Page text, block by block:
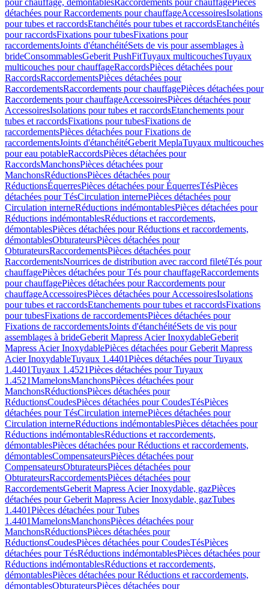
pour chauffage, démontablesRaccordements pour chauffagePièces
détachées pour Raccordements pour chauffageAccessoiresIsolations
pour tubes et raccordsEtanchéités pour tubes et raccordsEtanchéités
pour raccordsFixations pour tubesFixations pour
raccordementsJoints d'étanchéitéSets de vis pour assemblages à
brideConsommablesGeberit PushFitTuyaux multicouchesTuyaux
multicouches pour chauffageRaccordsPièces détachées pour
RaccordsRaccordementsPièces détachées pour
RaccordementsRaccordements pour chauffagePièces détachées pour
Raccordements pour chauffageAccessoiresPièces détachées pour
AccessoiresIsolations pour tubes et raccordsEtanchements pour
tubes et raccordsFixations pour tubesFixations de
raccordementsPièces détachées pour Fixations de
raccordementsJoints d'étanchéitéGeberit MeplaTuyaux multicouches
pour eau potableRaccordsPièces détachées pour
RaccordsManchonsPièces détachées pour
ManchonsRéductionsPièces détachées pour
RéductionsÉquerresPièces détachées pour ÉquerresTésPièces
détachées pour TésCirculation internePièces détachées pour
Circulation interneRéductions indémontablesPièces détachées pour
Réductions indémontablesRéductions et raccordements,
démontablesPièces détachées pour Réductions et raccordements,
démontablesObturateursPièces détachées pour
ObturateursRaccordementsPièces détachées pour
RaccordementsNourrices de distribution avec raccord filetéTés pour
chauffagePièces détachées pour Tés pour chauffageRaccordements
pour chauffagePièces détachées pour Raccordements pour
chauffageAccessoiresPièces détachées pour AccessoiresIsolations
pour tubes et raccordsEtanchements pour tubes et raccordsFixations
pour tubesFixations de raccordementsPièces détachées pour
Fixations de raccordementsJoints d'étanchéitéSets de vis pour
assemblages à brideGeberit Mapress Acier InoxydableGeberit
Mapress Acier InoxydablePièces détachées pour Geberit Mapress
Acier InoxydableTuyaux 1.4401Pièces détachées pour Tuyaux
1.4401Tuyaux 1.4521Pièces détachées pour Tuyaux
1.4521MamelonsManchonsPièces détachées pour
ManchonsRéductionsPièces détachées pour
RéductionsCoudesPièces détachées pour CoudesTésPièces
détachées pour TésCirculation internePièces détachées pour
Circulation interneRéductions indémontablesPièces détachées pour
Réductions indémontablesRéductions et raccordements,
démontablesPièces détachées pour Réductions et raccordements,
démontablesCompensateursPièces détachées pour
CompensateursObturateursPièces détachées pour
ObturateursRaccordementsPièces détachées pour
RaccordementsGeberit Mapress Acier Inoxydable, gazPièces
détachées pour Geberit Mapress Acier Inoxydable, gazTubes
1.4401Pièces détachées pour Tubes
1.4401MamelonsManchonsPièces détachées pour
ManchonsRéductionsPièces détachées pour
RéductionsCoudesPièces détachées pour CoudesTésPièces
détachées pour TésRéductions indémontablesPièces détachées pour
Réductions indémontablesRéductions et raccordements,
démontablesPièces détachées pour Réductions et raccordements,
démontablesObturateursPièces détachées pour